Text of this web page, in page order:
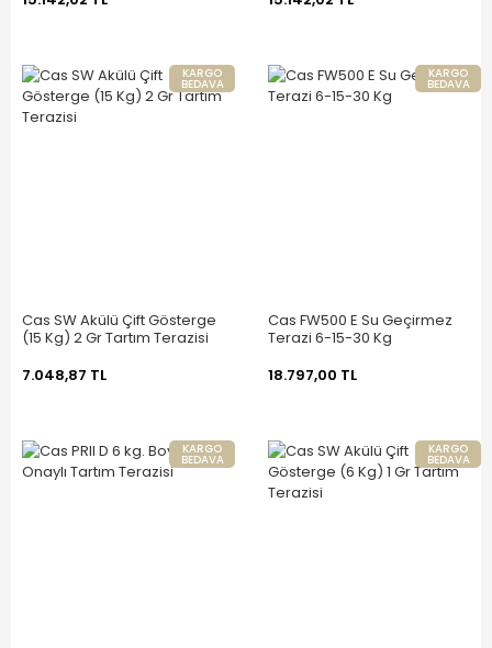
KARGO
BEDAVA
Cas SW Akülü Çift Gösterge
(15 Kg) 2 Gr Tartım Terazisi
7.048,87 TL
KARGO
BEDAVA
Cas FW500 E Su Geçirmez
Terazi 6-15-30 Kg
18.797,00 TL
KARGO
BEDAVA
KARGO
BEDAVA